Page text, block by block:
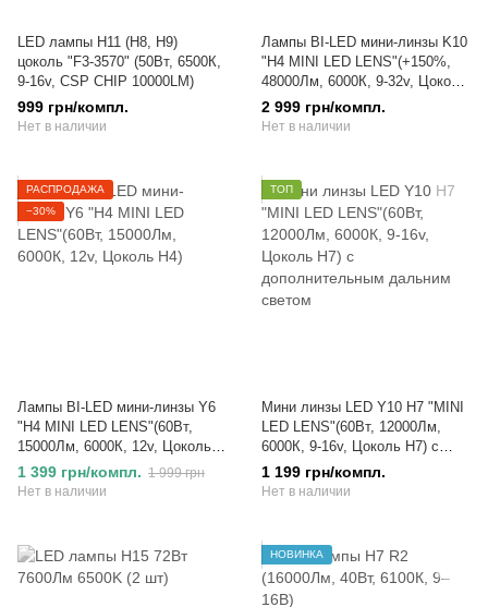
LED лампы H11 (H8, H9)
цоколь "F3-3570" (50Вт, 6500К,
9-16v, CSP CHIP 10000LM)
999 грн/компл.
Нет в наличии
Лампы BI-LED мини-линзы K10
"H4 MINI LED LENS"(+150%,
48000Лм, 6000К, 9-32v, Цоколь
H4)
2 999 грн/компл.
Нет в наличии
РАСПРОДАЖА
−30%
Лампы BI-LED мини-линзы Y6
"H4 MINI LED LENS"(60Вт,
15000Лм, 6000К, 12v, Цоколь
H4)
1 399 грн/компл. 1 999 грн
Нет в наличии
ТОП
Мини линзы LED Y10 H7 "MINI
LED LENS"(60Вт, 12000Лм,
6000К, 9-16v, Цоколь H7) с
дополнительным дальним
светом
1 199 грн/компл.
Нет в наличии
НОВИНКА